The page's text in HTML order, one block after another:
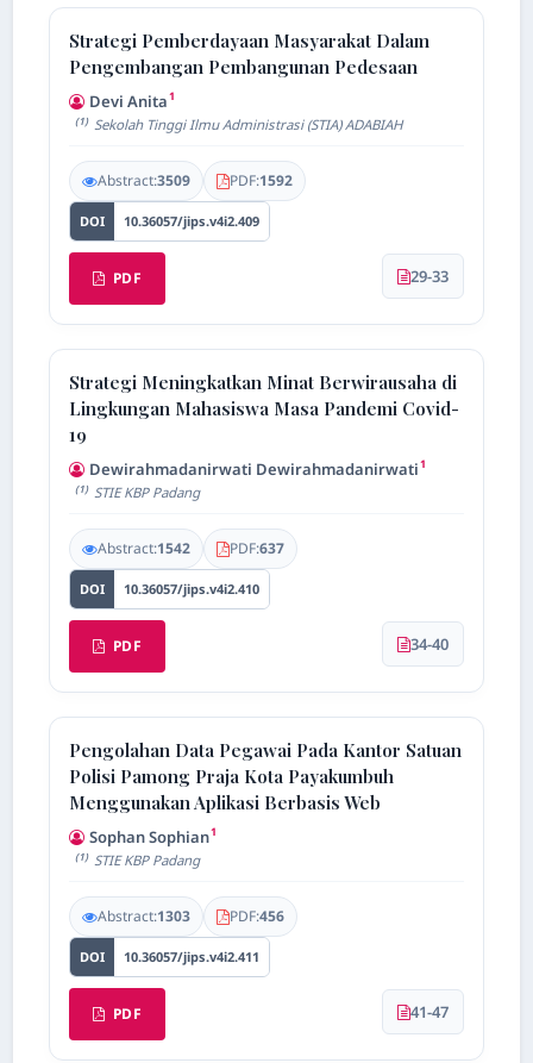
Strategi Pemberdayaan Masyarakat Dalam
Pengembangan Pembangunan Pedesaan
Devi Anita1
(1) Sekolah Tinggi Ilmu Administrasi (STIA) ADABIAH
Abstract:3509 PDF:1592
DOI 10.36057/jips.v4i2.409
PDF 29-33
Strategi Meningkatkan Minat Berwirausaha di
Lingkungan Mahasiswa Masa Pandemi Covid-
19
Dewirahmadanirwati Dewirahmadanirwati1
(1) STIE KBP Padang
Abstract:1542 PDF:637
DOI 10.36057/jips.v4i2.410
PDF 34-40
Pengolahan Data Pegawai Pada Kantor Satuan
Polisi Pamong Praja Kota Payakumbuh
Menggunakan Aplikasi Berbasis Web
Sophan Sophian1
(1) STIE KBP Padang
Abstract:1303 PDF:456
DOI 10.36057/jips.v4i2.411
PDF 41-47
11:50 AM